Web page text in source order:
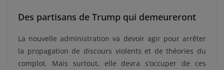
Des partisans de Trump qui demeureront
La nouvelle administration va devoir agir pour arrêter
la propagation de discours violents et de théories du
complot. Mais surtout, elle devra s’occuper de ces